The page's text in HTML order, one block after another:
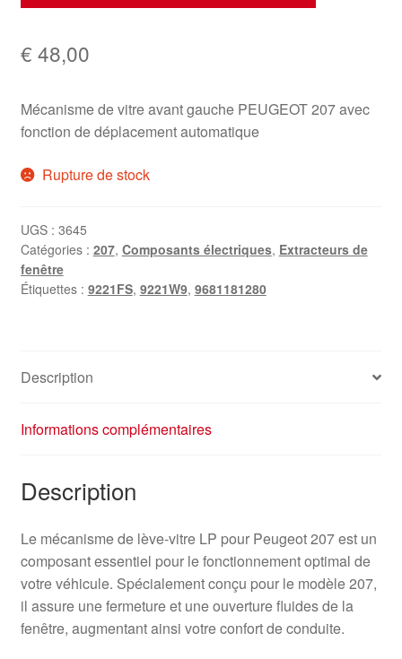
€ 48,00
Mécanisme de vitre avant gauche PEUGEOT 207 avec
fonction de déplacement automatique
Rupture de stock
UGS : 3645
Catégories : 207, Composants électriques, Extracteurs de
fenêtre
Étiquettes : 9221FS, 9221W9, 9681181280
Description
Informations complémentaires
Description
Le mécanisme de lève-vitre LP pour Peugeot 207 est un
composant essentiel pour le fonctionnement optimal de
votre véhicule. Spécialement conçu pour le modèle 207,
il assure une fermeture et une ouverture fluides de la
fenêtre, augmentant ainsi votre confort de conduite.